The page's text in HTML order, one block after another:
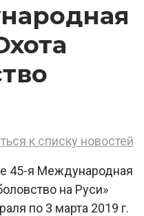
к списку новостей
45-я Международная
на Руси»
по 3 марта 2019 г.